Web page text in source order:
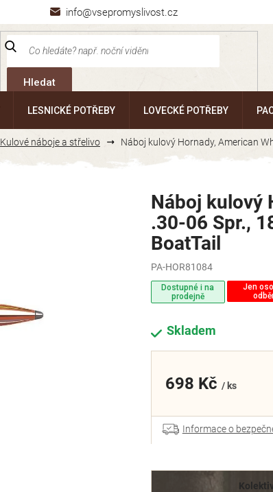
info@vsepromyslivost.cz
Hledat
LESNICKÉ POTŘEBY LOVECKÉ POTŘEBY
Kulové náboje a střelivo Náboj kulový Hornady, American
Skladem
698 Kč / ks
Náboj kulový
.30-06 Spr.,
BoatTail
PA-HOR81084
Dostupné i na
prodejně
Jen
Informace o